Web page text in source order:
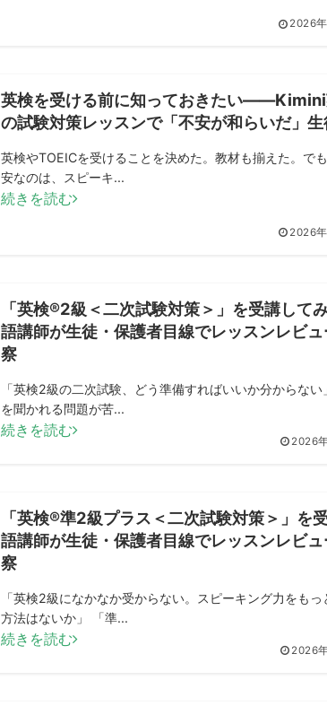
2026
英検を受ける前に知っておきたい
の試験対策レッスンで「不安が和らいだ」
英検やTOEICを受けることを決めた。教材も揃えた。で
安なのは、スピーキ...
2026
続きを読む
「英検®2級＜二次試験対策＞」を受講して
語講師が生徒・保護者目線でレッスンレビ
察
「英検2級の二次試験、どう準備すればいいか分からない
を聞かれる問題が苦...
2026
続きを読む
「英検®準2級プラス＜二次試験対策＞」を
語講師が生徒・保護者目線でレッスンレビ
察
「英検2級になかなか受からない。スピーキング力をもっ
方法はないか」 「準...
2026
続きを読む